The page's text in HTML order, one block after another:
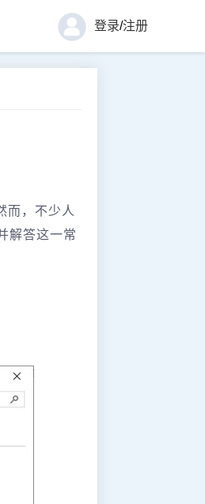
登录/注册
而，不少人
解答这一常